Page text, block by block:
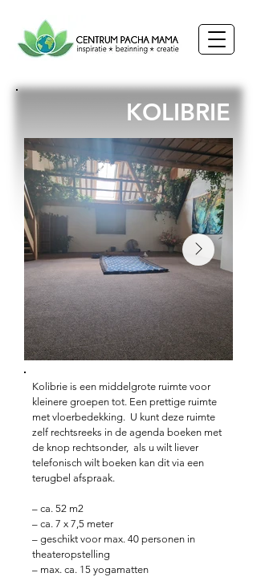
KOLIBRIE
Kolibrie is een middelgrote ruimte voor
kleinere groepen tot. Een prettige ruimte
met vloerbedekking. U kunt deze ruimte
zelf rechtsreeks in de agenda boeken met
de knop rechtsonder, als u wilt liever
telefonisch wilt boeken kan dit via een
terugbel afspraak.
– ca. 52 m2
– ca. 7 x 7,5 meter
– geschikt voor max. 40 personen in
theateropstelling
– max. ca. 15 yogamatten